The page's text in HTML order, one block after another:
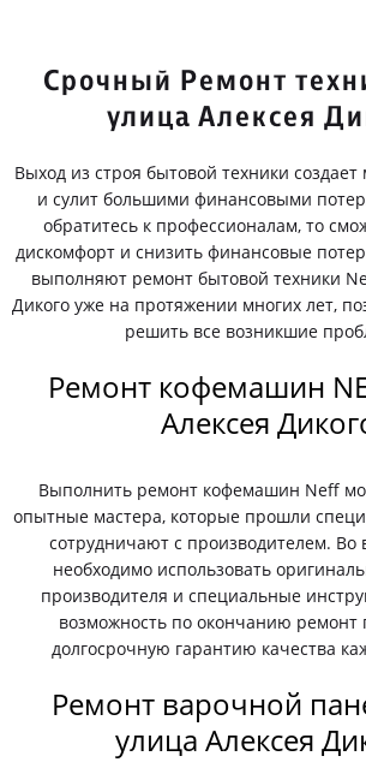
Срочный Ремонт
улица Алексея
Выход из строя бытовой техники создает
и сулит большими финансовыми
обратитесь к профессионалам, то
дискомфорт и снизить финансовые
выполняют ремонт бытовой техники
Дикого уже на протяжении многих лет,
решить все возникшие
Ремонт кофемашин
Алексея
Выполнить ремонт кофемашин Neff
опытные мастера, которые прошли
сотрудничают с производителем. Во
необходимо использовать
производителя и специальные
возможность по окончанию ремонт
долгосрочную гарантию качества
Ремонт варочной
улица Алексея